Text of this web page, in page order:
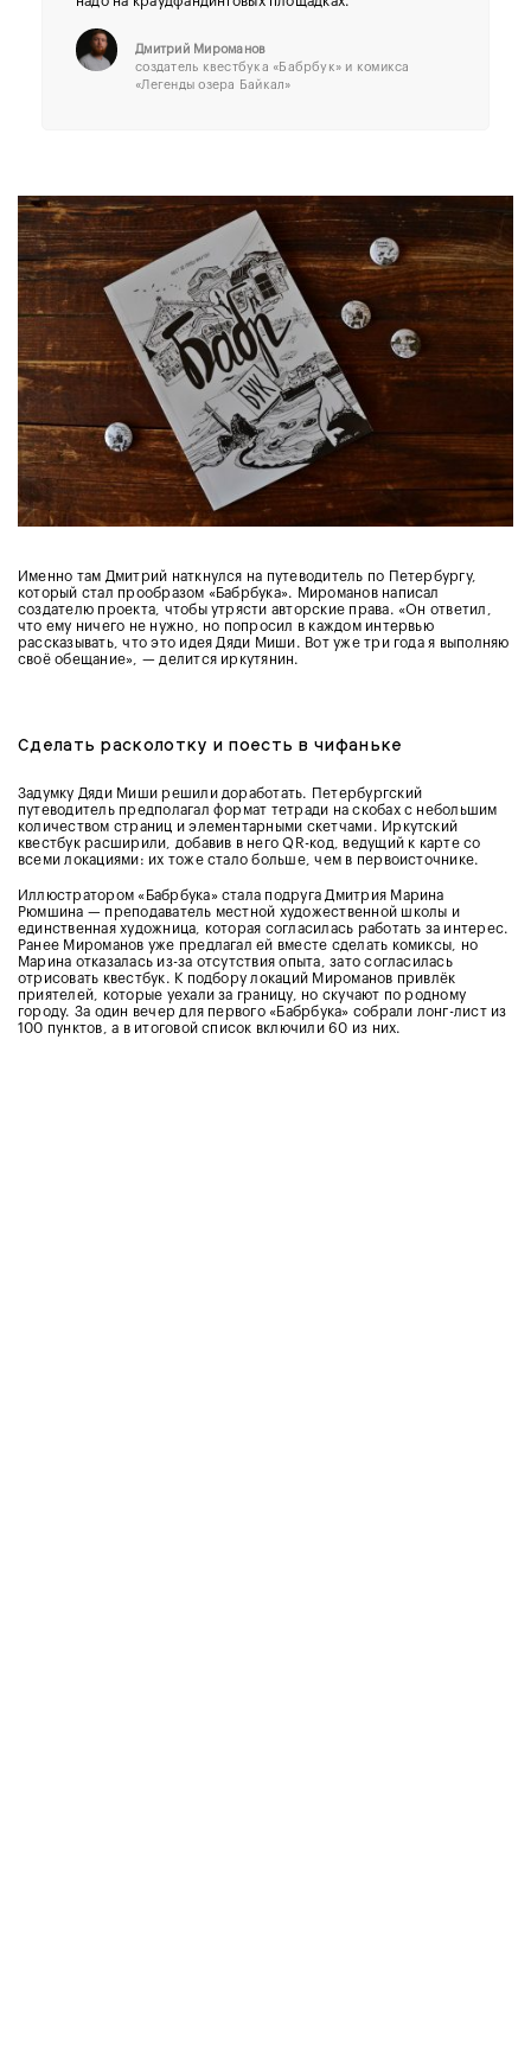
Дмитрий Мироманов
создатель квестбука «Бабрбук» и комикса
«Легенды озера Байкал»
Именно там Дмитрий наткнулся на путеводитель по Петербургу,
который стал прообразом «Бабрбука». Мироманов написал
создателю проекта, чтобы утрясти авторские права. «Он ответил,
что ему ничего не нужно, но попросил в каждом интервью
рассказывать, что это идея Дяди Миши. Вот уже три года я выполняю
своё обещание», — делится иркутянин.
Сделать расколотку и поесть в чифаньке
Задумку Дяди Миши решили доработать. Петербургский
путеводитель предполагал формат тетради на скобах с небольшим
количеством страниц и элементарными скетчами. Иркутский
квестбук расширили, добавив в него QR-код, ведущий к карте со
всеми локациями: их тоже стало больше, чем в первоисточнике.
Иллюстратором «Бабрбука» стала подруга Дмитрия Марина
Рюмшина — преподаватель местной художественной школы и
единственная художница, которая согласилась работать за интерес.
Ранее Мироманов уже предлагал ей вместе сделать комиксы, но
Марина отказалась из-за отсутствия опыта, зато согласилась
отрисовать квестбук. К подбору локаций Мироманов привлёк
приятелей, которые уехали за границу, но скучают по родному
городу. За один вечер для первого «Бабрбука» собрали лонг-лист из
100 пунктов, а в итоговой список включили 60 из них.